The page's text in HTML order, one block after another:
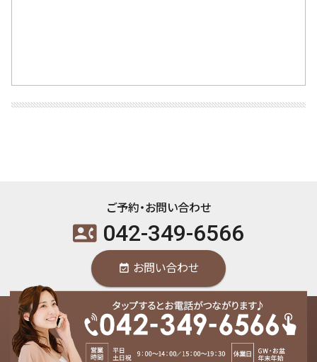
ご予約・お問い合わせ
contact_phone 042-349-6566
event_available お問い合わせ
東洋はり灸院 国分寺院 / 〒185-0012 東京都国分寺市本町2-2-11-4F / 国分
寺駅北口より徒步2分 /
042-349-6566